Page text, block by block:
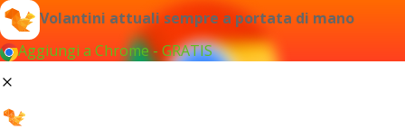
Volantini attuali sempre a portata di mano
Aggiungi a Chrome - GRATIS